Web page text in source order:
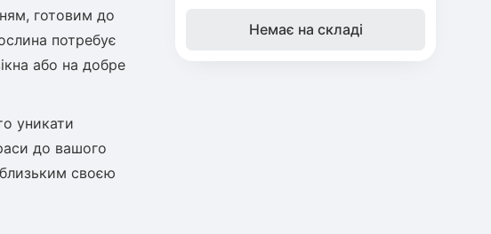
готовим до
потребує
або на добре
уникати
до вашого
своєю
Немає на складі